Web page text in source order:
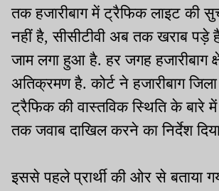
तक हजारीबाग में ट्रैफिक लाइट की
नहीं है, सीसीटीवी अब तक खराब पड़े
जाम लगा हुआ है. हर जगह हजारीबाग
अतिक्रमण है. कोर्ट ने हजारीबाग
ट्रैफिक की वास्तविक स्थिति के बारे
तक जवाब दाखिल करने का निर्देश
इससे पहले प्रार्थी की ओर से बताया